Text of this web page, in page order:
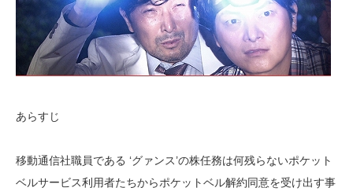
あらすじ
移動通信社職員である ‘グァンス’の株任務は何残らないポケット
ベルサービス利用者たちからポケットベル解約同意を受け出す事